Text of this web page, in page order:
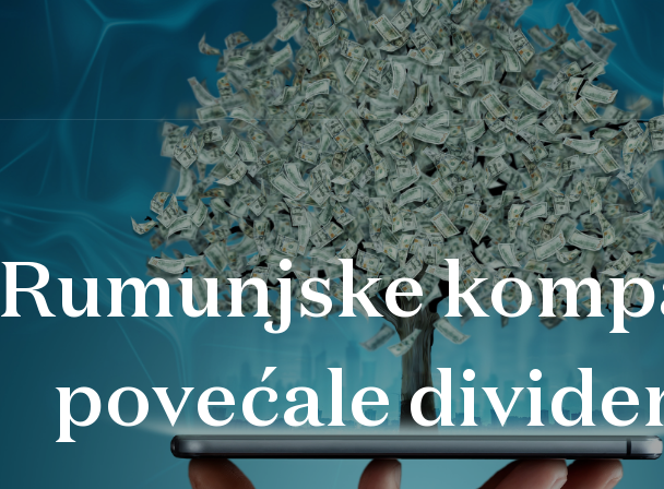
Rumunjske
povećale